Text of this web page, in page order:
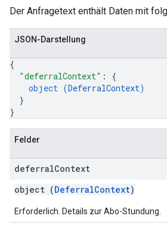
Der Anfragetext enthält Daten mit
JSON-Darstellung
{
"deferralContext" : {
object (DeferralContext)
}
}
Felder
deferralContext
object (DeferralContext)
Erforderlich. Details zur Abo-Stundung.